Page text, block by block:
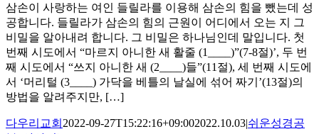
삼손이 사랑하는 여인 들릴라를 이용해 삼손의 힘을 뺐는데 성
공합니다. 들릴라가 삼손의 힘의 근원이 어디에서 오는 지 그
비밀을 알아내려 합니다. 그 비밀은 하나님인데 말입니다. 첫
번째 시도에서 “마르지 아니한 새 활줄 (1____)”(7-8절)’, 두 번
째 시도에서 “쓰지 아니한 새 (2____)들”(11절), 세 번째 시도에
서 ‘머리털 (3____) 가닥을 베틀의 날실에 섞어 짜기’(13절)의
방법을 알려주지만, […]
다우리교회 2022-09-27T15:22:16+09:002022.10.03|쉬운성경공